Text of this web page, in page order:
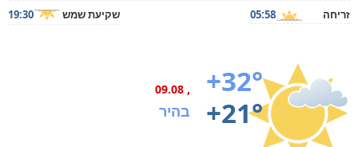
זריחה
05:58 שקיעת שמש 19:30
+32°
+21°
, 09.08
בהיר